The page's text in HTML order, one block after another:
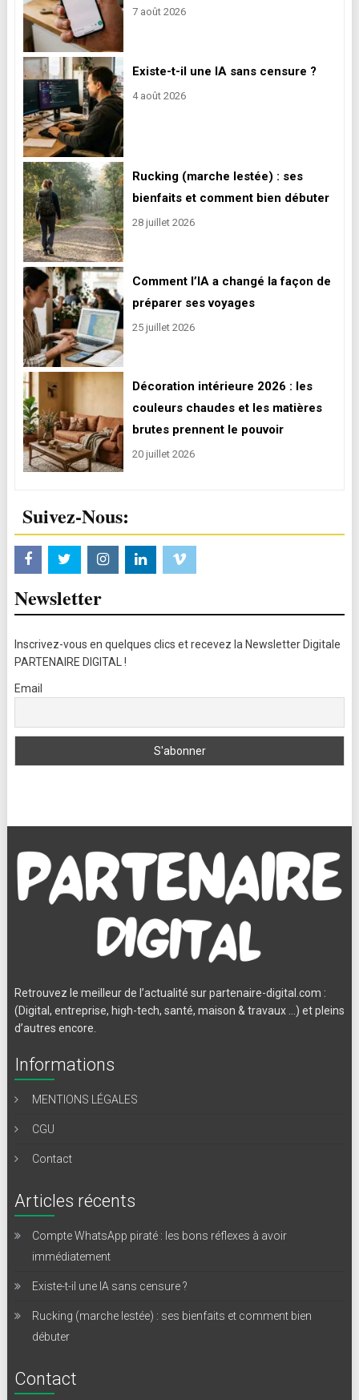
7 août 2026
Existe-t-il une IA sans censure ?
4 août 2026
Rucking (marche lestée) : ses
bienfaits et comment bien débuter
28 juillet 2026
Comment l’IA a changé la façon de
préparer ses voyages
25 juillet 2026
Décoration intérieure 2026 : les
couleurs chaudes et les matières
brutes prennent le pouvoir
20 juillet 2026
Suivez-Nous:
Newsletter
Inscrivez-vous en quelques clics et recevez la Newsletter Digitale
PARTENAIRE DIGITAL !
Email
Retrouvez le meilleur de l’actualité sur partenaire-digital.com :
(Digital, entreprise, high-tech, santé, maison & travaux …) et pleins
d’autres encore.
Informations
MENTIONS LÉGALES
CGU
Contact
Articles récents
Compte WhatsApp piraté : les bons réflexes à avoir
immédiatement
Existe-t-il une IA sans censure ?
Rucking (marche lestée) : ses bienfaits et comment bien
débuter
Contact